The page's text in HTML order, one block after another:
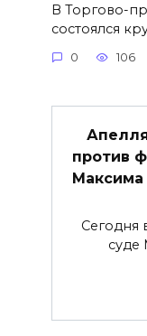
В Торгово-
состоялся
0 106
против
Максима
Сегодня